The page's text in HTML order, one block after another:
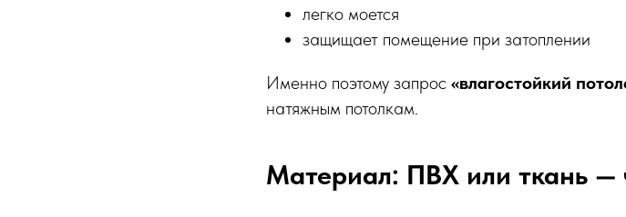
легко моется
защищает помещение при затоплении
Именно поэтому запрос «влагостойкий
натяжным потолкам.
Материал: ПВХ или ткань —